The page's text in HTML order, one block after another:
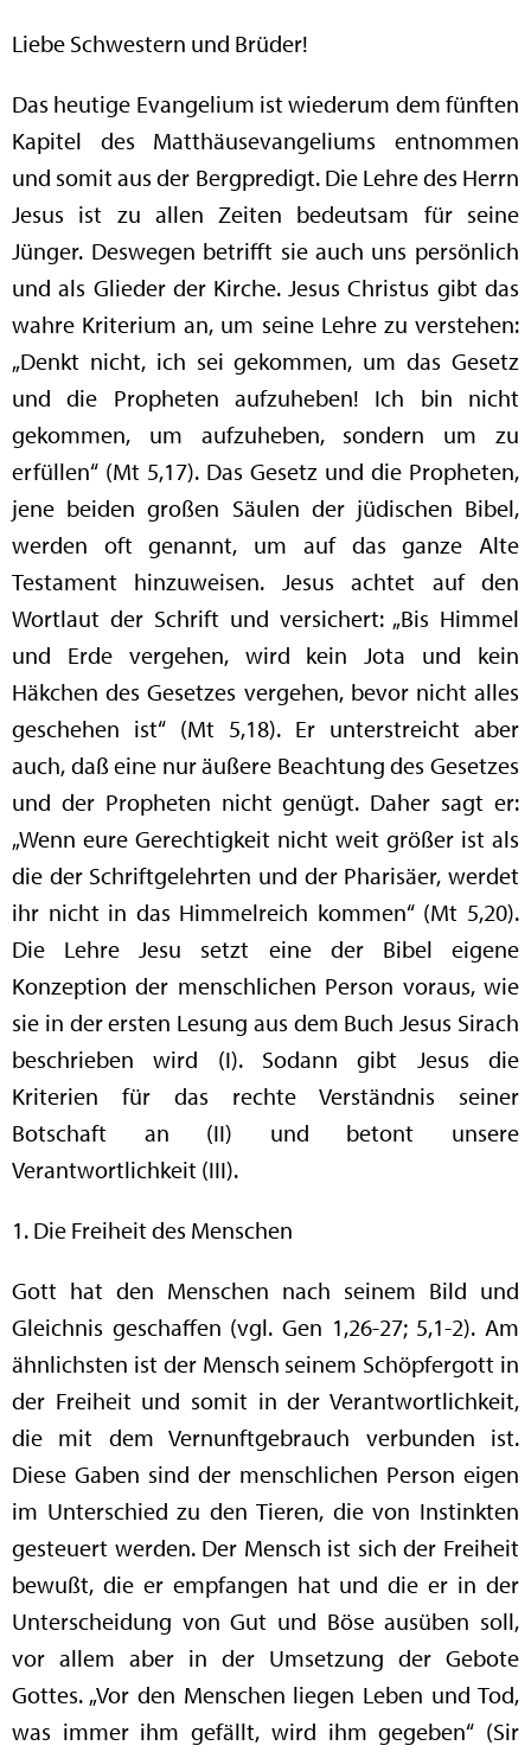
Liebe Schwestern und Brüder!
Das heutige Evangelium ist wiederum dem fünften
Kapitel des Matthäusevangeliums entnommen
und somit aus der Bergpredigt. Die Lehre des Herrn
Jesus ist zu allen Zeiten bedeutsam für seine
Jünger. Deswegen betrifft sie auch uns persönlich
und als Glieder der Kirche. Jesus Christus gibt das
wahre Kriterium an, um seine Lehre zu verstehen:
„Denkt nicht, ich sei gekommen, um das Gesetz
und die Propheten aufzuheben! Ich bin nicht
gekommen, um aufzuheben, sondern um zu
erfüllen“ (Mt 5,17). Das Gesetz und die Propheten,
jene beiden großen Säulen der jüdischen Bibel,
werden oft genannt, um auf das ganze Alte
Testament hinzuweisen. Jesus achtet auf den
Wortlaut der Schrift und versichert: „Bis Himmel
und Erde vergehen, wird kein Jota und kein
Häkchen des Gesetzes vergehen, bevor nicht alles
geschehen ist“ (Mt 5,18). Er unterstreicht aber
auch, daß eine nur äußere Beachtung des Gesetzes
und der Propheten nicht genügt. Daher sagt er:
„Wenn eure Gerechtigkeit nicht weit größer ist als
die der Schriftgelehrten und der Pharisäer, werdet
ihr nicht in das Himmelreich kommen“ (Mt 5,20).
Die Lehre Jesu setzt eine der Bibel eigene
Konzeption der menschlichen Person voraus, wie
sie in der ersten Lesung aus dem Buch Jesus Sirach
beschrieben wird (I). Sodann gibt Jesus die
Kriterien für das rechte Verständnis seiner
Botschaft an (II) und betont unsere
Verantwortlichkeit (III).
1. Die Freiheit des Menschen
Gott hat den Menschen nach seinem Bild und
Gleichnis geschaffen (vgl. Gen 1,26-27; 5,1-2). Am
ähnlichsten ist der Mensch seinem Schöpfergott in
der Freiheit und somit in der Verantwortlichkeit,
die mit dem Vernunftgebrauch verbunden ist.
Diese Gaben sind der menschlichen Person eigen
im Unterschied zu den Tieren, die von Instinkten
gesteuert werden. Der Mensch ist sich der Freiheit
bewußt, die er empfangen hat und die er in der
Unterscheidung von Gut und Böse ausüben soll,
vor allem aber in der Umsetzung der Gebote
Gottes. „Vor den Menschen liegen Leben und Tod,
was immer ihm gefällt, wird ihm gegeben“ (Sir